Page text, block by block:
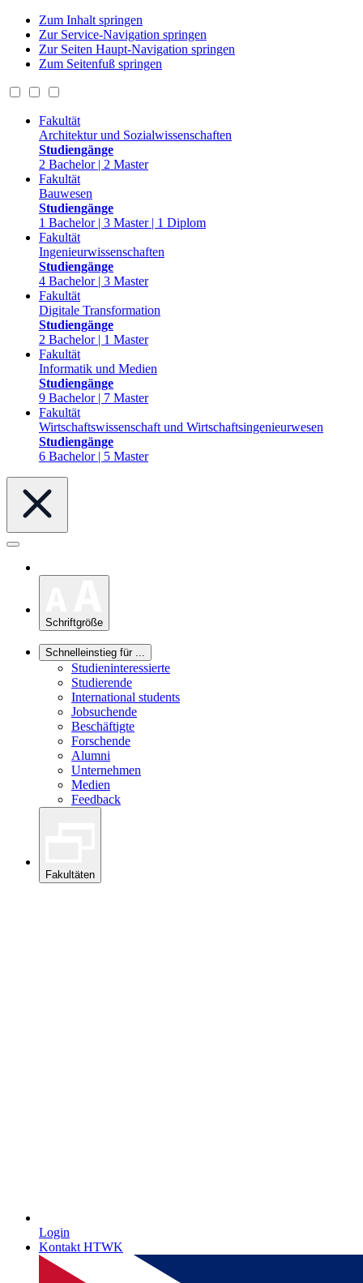
Zum Inhalt springen
Zur Service-Navigation springen
Zur Seiten Haupt-Navigation springen
Zum Seitenfuß springen
Fakultät
Architektur und Sozialwissenschaften
Studiengänge
2 Bachelor | 2 Master
Fakultät
Bauwesen
Studiengänge
1 Bachelor | 3 Master | 1 Diplom
Fakultät
Ingenieurwissenschaften
Studiengänge
4 Bachelor | 3 Master
Fakultät
Digitale Transformation
Studiengänge
2 Bachelor | 1 Master
Fakultät
Informatik und Medien
Studiengänge
9 Bachelor | 7 Master
Fakultät
Wirtschaftswissenschaft und Wirtschaftsingenieurwesen
Studiengänge
6 Bachelor | 5 Master
Schriftgröße
Schnelleinstieg für ...
Studieninteressierte
Studierende
International students
Jobsuchende
Beschäftigte
Forschende
Alumni
Unternehmen
Medien
Feedback
Fakultäten
Login
Kontakt HTWK